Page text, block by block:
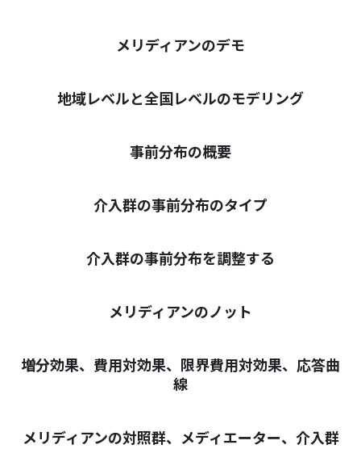
メリディアンのデモ
地域レベルと全国レベルのモデリング
事前分布の概要
介入群の事前分布のタイプ
介入群の事前分布を調整する
メリディアンのノット
増分効果、費用対効果、限界費用対効果、応答曲
線
メリディアンの対照群、メディエーター、介入群